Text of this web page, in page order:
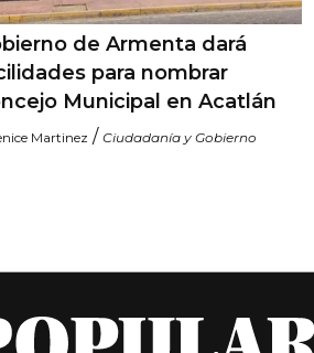
de Armenta dará
para nombrar
Municipal en Acatlán
Martinez / Ciudadanía y Gobierno